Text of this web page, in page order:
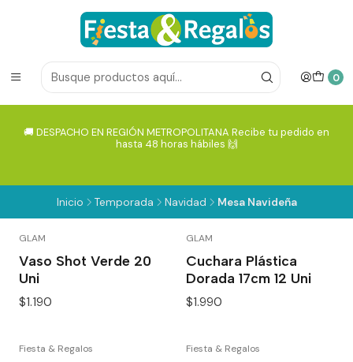
0
🚚 DESPACHO EN REGIÓN METROPOLITANA Recibe tu pedido en
hasta 48 horas hábiles 🙌
Inicio Temporada Navidad Mesa Navideña
GLAM
Vaso Shot Verde 20
Uni
$1.190
GLAM
Cuchara Plástica
Dorada 17cm 12 Uni
$1.990
Fiesta & Regalos Fiesta & Regalos